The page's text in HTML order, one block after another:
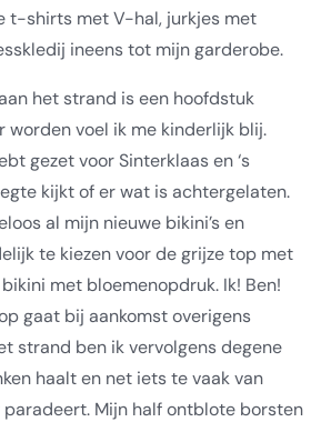
t-shirts met V-hal, jurkjes met
ineens tot mijn garderobe.
het strand is een hoofdstuk
worden voel ik me kinderlijk blij.
gezet voor Sinterklaas en ‘s
kijkt of er wat is achtergelaten.
al mijn nieuwe bikini’s en
te kiezen voor de grijze top met
met bloemenopdruk. Ik! Ben!
gaat bij aankomst overigens
strand ben ik vervolgens degene
haalt en net iets te vaak van
Mijn half ontblote borsten